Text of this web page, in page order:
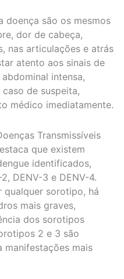
doença são os mesmos
dor de cabeça,
nas articulações e atrás
atento aos sinais de
intensa,
de suspeita,
médico imediatamente.
Transmissíveis
que existem
identificados,
DENV-3 e DENV-4.
qualquer sorotipo, há
mais graves,
dos sorotipos
2 e 3 são
manifestações mais